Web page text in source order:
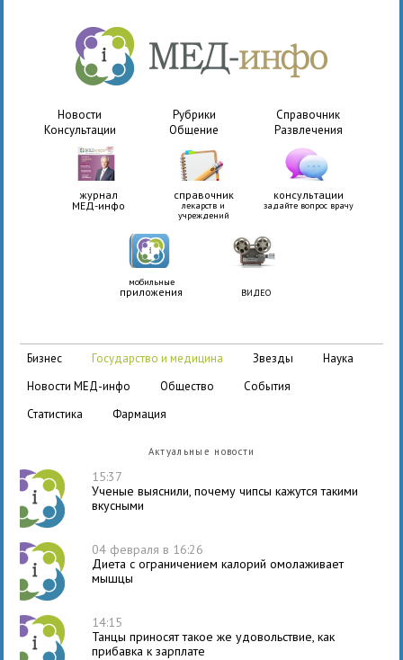
Новости Рубрики
Справочник
Консультации
Общение Развлечения
журнал
МЕД-инфо
справочник
лекарств и
учреждений
консультации
задайте вопрос врачу
мобильные
приложения ВИДЕО
бизнес государство и медицина звезды
наука
новости МЕД-инфо
общество
события
статистика
фармация
Актуальные новости
15:37
Ученые выяснили, почему чипсы кажутся такими
вкусными
04 февраля в 16:26
Диета с ограничением калорий омолаживает
мышцы
14:15
Танцы приносят такое же удовольствие, как
прибавка к зарплате